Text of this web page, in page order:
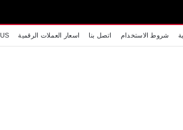
✕
الحصرية أولاً
شروط الاستخدام اتصل بنا اسعار العملات الرقمية